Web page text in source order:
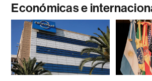
Económicas e